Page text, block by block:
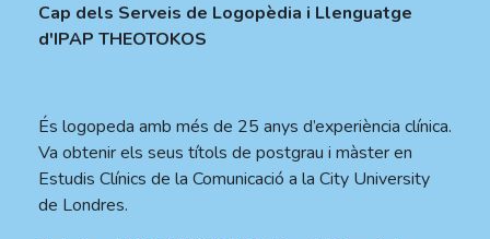
Cap dels Serveis de Logopèdia i Llenguatge
d'IPAP THEOTOKOS
És logopeda amb més de 25 anys d’experiència clínica.
Va obtenir els seus títols de postgrau i màster en
Estudis Clínics de la Comunicació a la City University
de Londres.